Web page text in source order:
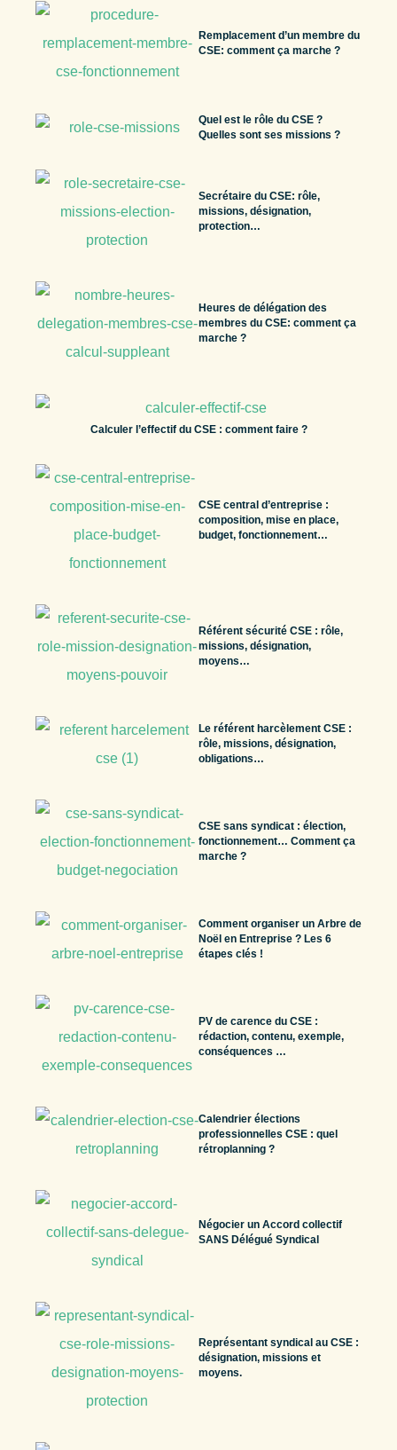
Remplacement d’un membre du
CSE: comment ça marche ?
Quel est le rôle du CSE ?
Quelles sont ses missions ?
Secrétaire du CSE: rôle,
missions, désignation,
protection…
Heures de délégation des
membres du CSE: comment ça
marche ?
Calculer l’effectif du CSE : comment faire ?
CSE central d’entreprise :
composition, mise en place,
budget, fonctionnement…
Référent sécurité CSE : rôle,
missions, désignation,
moyens…
Le référent harcèlement CSE :
rôle, missions, désignation,
obligations…
CSE sans syndicat : élection,
fonctionnement… Comment ça
marche ?
Comment organiser un Arbre de
Noël en Entreprise ? Les 6
étapes clés !
PV de carence du CSE :
rédaction, contenu, exemple,
conséquences …
Calendrier élections
professionnelles CSE : quel
rétroplanning ?
Négocier un Accord collectif
SANS Délégué Syndical
Représentant syndical au CSE :
désignation, missions et
moyens.